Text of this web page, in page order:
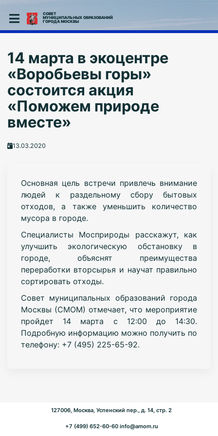
СОВЕТ
МУНИЦИПАЛЬНЫХ ОБРАЗОВАНИЙ
ГОРОДА МОСКВЫ
14 марта в экоцентре
«Воробьевы горы»
состоится акция
«Поможем природе
вместе»
13.03.2020
Основная цель встречи привлечь внимание
людей к раздельному сбору бытовых
отходов, а также уменьшить количество
мусора в городе.
Специалисты Мосприроды расскажут, как
улучшить экологическую обстановку в
городе, объяснят преимущества
переработки вторсырья и научат правильно
сортировать отходы.
Совет муниципальных образований города
Москвы (СМОМ) отмечает, что мероприятие
пройдет 14 марта с 12:00 до 14:30.
Подробную информацию можно получить по
телефону: +7 (495) 225-65-92.
127006, Москва, Успенский пер., д. 14, стр. 2
+7 (499) 652-60-60 info@amom.ru